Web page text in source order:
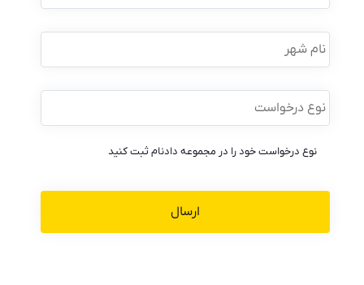
نام
شهر
نوع
درخواست *
نوع درخواست خود را در مجموعه دادنام ثبت کنید